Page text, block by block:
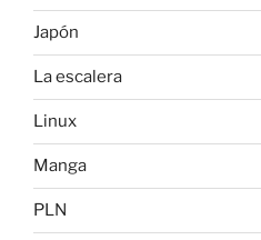
Japón
La escalera
Linux
Manga
PLN